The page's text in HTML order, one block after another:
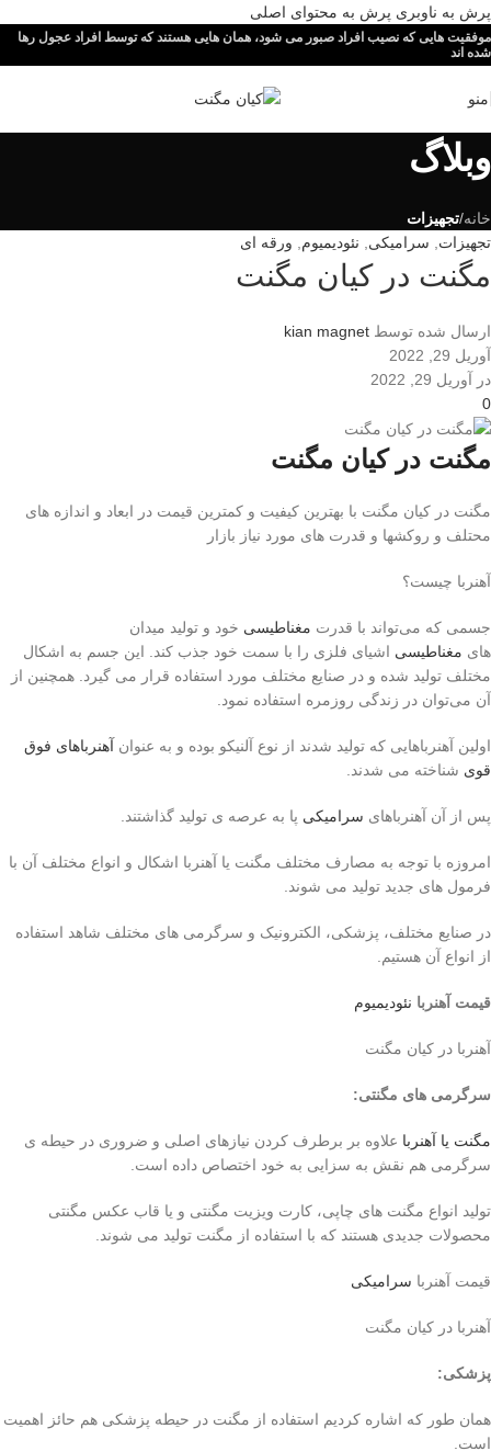
پرش به ناوبری پرش به محتوای اصلی
موفقیت هایی که نصیب افراد صبور می شود، همان هایی هستند که توسط افراد عجول رها
شده اند
منو
وبلاگ
خانه/تجهیزات
تجهیزات
سرامیکی نئودیمیوم ورقه ای
مگنت در کیان مگنت
ارسال شده توسط kian magnet
آوریل 29, 2022
در آوریل 29, 2022
0
مگنت در کیان مگنت
مگنت در کیان مگنت با بهترین کیفیت و کمترین قیمت در ابعاد و اندازه های
محتلف و روکشها و قدرت های مورد نیاز بازار
آهنربا چیست؟
جسمی که می‌تواند با قدرت مغناطیسی خود و تولید میدان
های مغناطیسی اشیای فلزی را با سمت خود جذب کند. این جسم به اشکال
مختلف تولید شده و در صنایع مختلف مورد استفاده قرار می گیرد. همچنین از
آن می‌توان در زندگی روزمره استفاده نمود.
اولین آهنرباهایی که تولید شدند از نوع آلنیکو بوده و به عنوان آهنرباهای فوق
قوی شناخته می شدند.‌
پس از آن آهنرباهای سرامیکی پا به عرصه ی تولید گذاشتند.
امروزه با توجه به مصارف مختلف مگنت یا آهنربا اشکال و انواع مختلف آن با
فرمول های جدید تولید می شوند.
در صنایع مختلف، پزشکی، الکترونیک و سرگرمی های مختلف شاهد استفاده
از انواع آن هستیم.
قیمت آهنربا نئودیمیوم
آهنربا در کیان مگنت
سرگرمی های مگنتی:
مگنت یا آهنربا علاوه بر برطرف کردن نیازهای اصلی و ضروری در حیطه ی
سرگرمی هم نقش به سزایی به خود اختصاص داده است.
تولید انواع مگنت های چاپی، کارت ویزیت مگنتی و یا قاب عکس مگنتی
محصولات جدیدی هستند که با استفاده از مگنت تولید می شوند.
قیمت آهنربا سرامیکی
آهنربا در کیان مگنت
پزشکی:
همان طور که اشاره کردیم استفاده از مگنت در حیطه پزشکی هم حائز اهمیت
است.